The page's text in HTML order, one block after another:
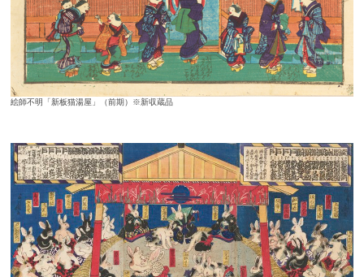
絵師不明「新板猫湯屋」（前期）※新収蔵品